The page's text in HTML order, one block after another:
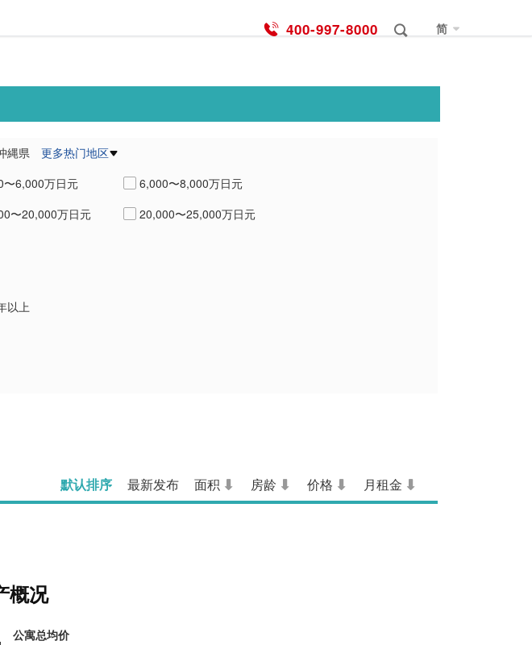
400-997-8000 简
縄県
更多热门地区
〜6,000万日元
6,000〜8,000万日元
〜20,000万日元
20,000〜25,000万日元
以上
默认排序 最新发布 面积 房龄 价格 月租金
概况
公寓总均价